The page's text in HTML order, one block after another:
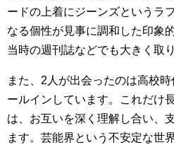
ードの上着にジーンズというラ
なる個性が見事に調和した印象
当時の週刊誌などでも大きく取
また、2人が出会ったのは高校
ールインしています。これだけ
は、お互いを深く理解し合い、
ます。芸能界という不安定な世